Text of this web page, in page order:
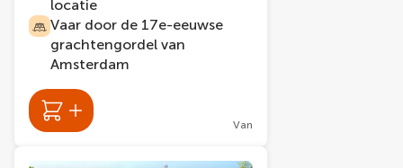
locatie
Vaar door de 17e-eeuwse
grachtengordel van
Amsterdam
Van